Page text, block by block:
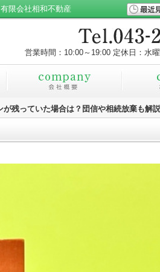
限会社相和不動産
営業時間：10:00～19:00 定休日：水
が残っていた場合は？団信や相続放棄も解説